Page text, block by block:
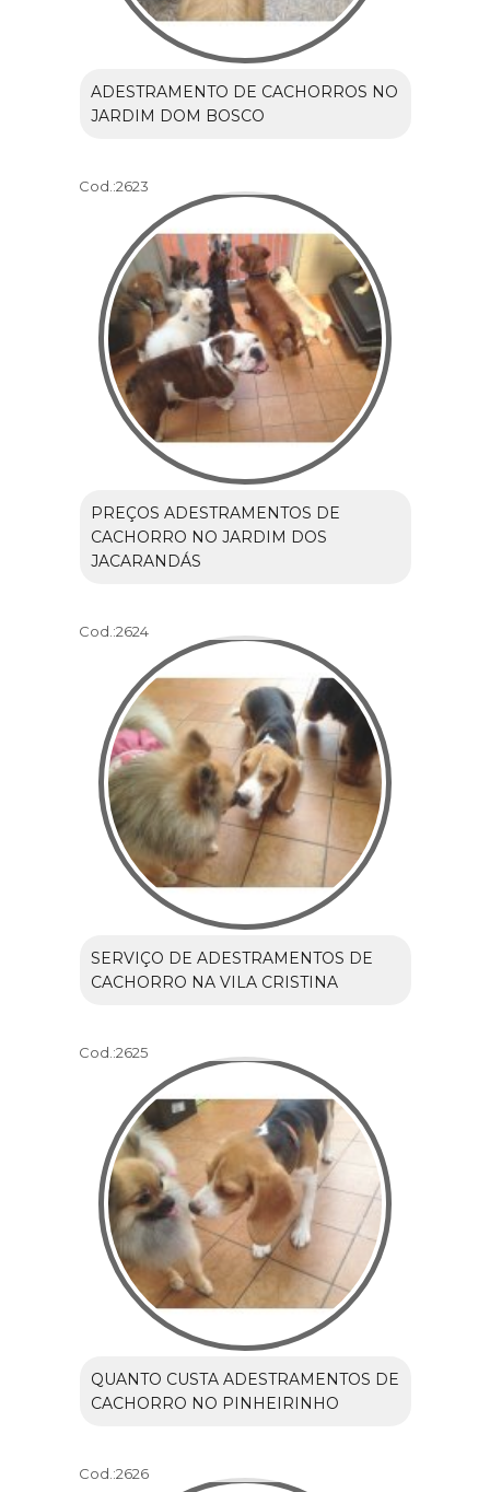
ADESTRAMENTO DE CACHORROS NO
JARDIM DOM BOSCO
Cod.:2623
PREÇOS ADESTRAMENTOS DE
CACHORRO NO JARDIM DOS
JACARANDÁS
Cod.:2624
SERVIÇO DE ADESTRAMENTOS DE
CACHORRO NA VILA CRISTINA
Cod.:2625
QUANTO CUSTA ADESTRAMENTOS DE
CACHORRO NO PINHEIRINHO
Cod.:2626